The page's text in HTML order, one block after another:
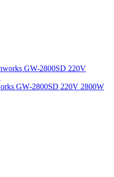
GW‑2800SD 220V 2800W